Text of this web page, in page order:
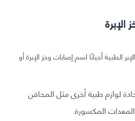
الإبرة
الطبية أحيانًا اسم إصابات وخز الإبرة أو
لوازم طبية أخرى مثل المحاقن
المكسورة.